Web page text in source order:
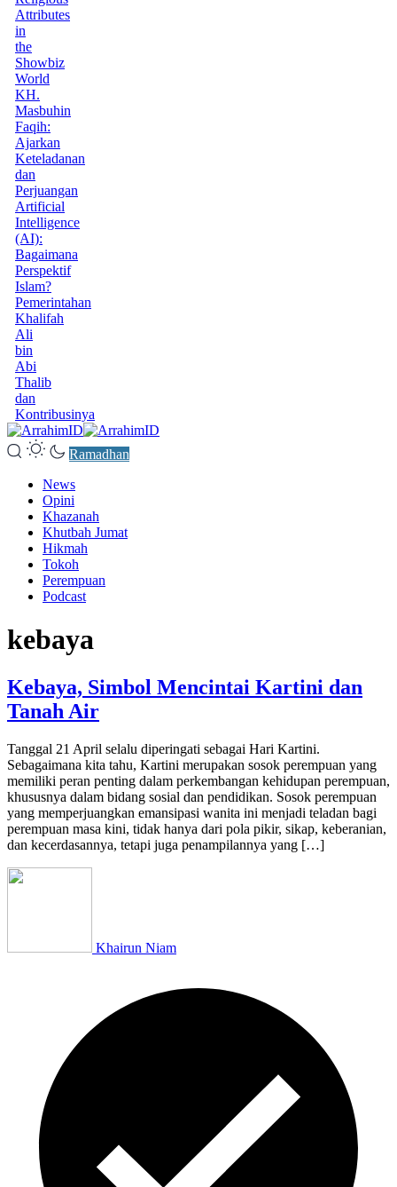
Attributes
in
the
Showbiz
World
KH.
Masbuhin
Faqih:
Ajarkan
Keteladanan
dan
Perjuangan
Artificial
Intelligence
(AI):
Bagaimana
Perspektif
Islam?
Pemerintahan
Khalifah
Ali
bin
Abi
Thalib
dan
Kontribusinya
Ramadhan
News
Opini
Khazanah
Khutbah Jumat
Hikmah
Tokoh
Perempuan
Podcast
kebaya
Kebaya, Simbol Mencintai Kartini dan
Tanah Air
Tanggal 21 April selalu diperingati sebagai Hari Kartini.
Sebagaimana kita tahu, Kartini merupakan sosok perempuan yang
memiliki peran penting dalam perkembangan kehidupan perempuan,
khususnya dalam bidang sosial dan pendidikan. Sosok perempuan
yang memperjuangkan emansipasi wanita ini menjadi teladan bagi
perempuan masa kini, tidak hanya dari pola pikir, sikap, keberanian,
dan kecerdasannya, tetapi juga penampilannya yang […]
Khairun Niam